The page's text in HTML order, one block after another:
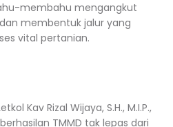
membahu mengangkut
membentuk jalur yang
vital pertanian.
Kav Rizal Wijaya, S.H., M.I.P.,
TMMD tak lepas dari